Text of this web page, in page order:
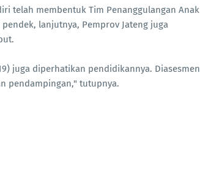
telah membentuk Tim Penanggulangan Anak
lanjutnya, Pemprov Jateng juga
juga diperhatikan pendidikannya. Diasesmen
pendampingan," tutupnya.